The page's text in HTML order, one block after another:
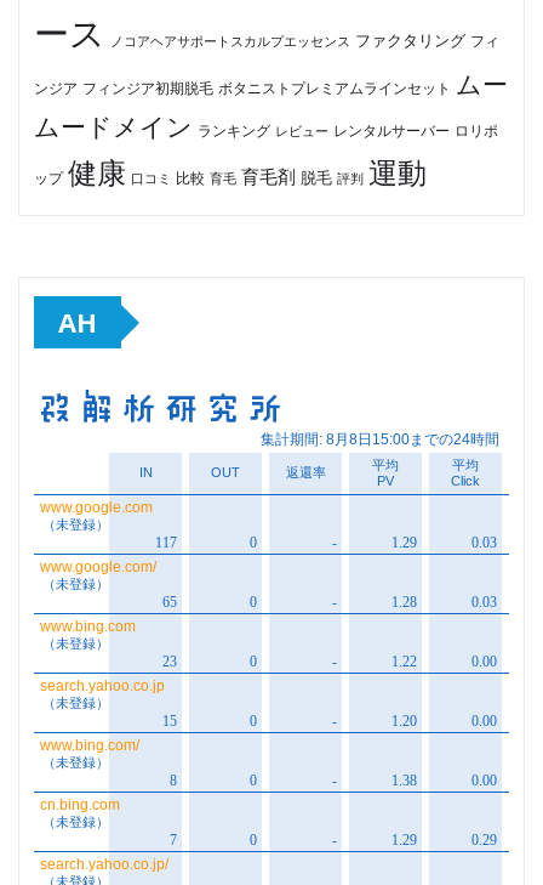
ース
ノコアヘアサポートスカルプエッセンス ファクタリング フィ
ンジア フィンジア初期脱毛 ボタニストプレミアムラインセット ムー
ムードメイン ランキング レビュー レンタルサーバー ロリポ
ップ 健康 口コミ 比較 育毛 育毛剤 脱毛 評判 運動
AH